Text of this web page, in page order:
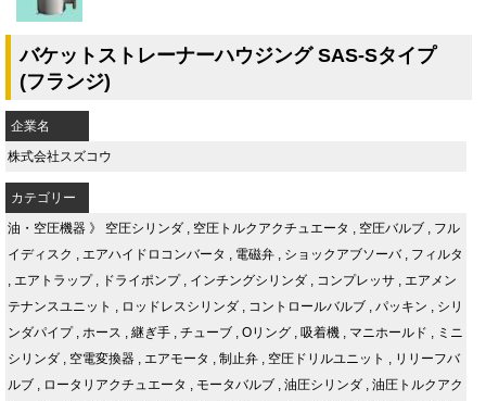
バケットストレーナーハウジング SAS-Sタイプ
(フランジ)
企業名
株式会社スズコウ
カテゴリー
油・空圧機器 》 空圧シリンダ , 空圧トルクアクチュエータ , 空圧バルブ , フル
イディスク , エアハイドロコンバータ , 電磁弁 , ショックアブソーバ, フィルタ
, エアトラップ, ドライポンプ, インチングシリンダ , コンプレッサ , エアメン
テナンスユニット , ロッドレスシリンダ , コントロールバルブ , パッキン , シリ
ンダパイプ, ホース , 継ぎ手 , チューブ , Oリング , 吸着機 , マニホールド , ミニ
シリンダ , 空電変換器 , エアモータ , 制止弁 , 空圧ドリルユニット , リリーフバ
ルブ , ロータリアクチュエータ , モータバルブ , 油圧シリンダ , 油圧トルクアク